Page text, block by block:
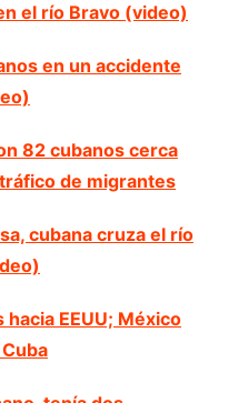
el río Bravo (video)
en un accidente
82 cubanos cerca
de migrantes
cubana cruza el río
EEUU; México